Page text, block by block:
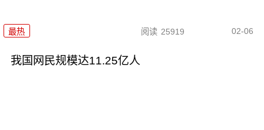
最热 阅读 25919 02-06
我国网民规模达11.25亿人